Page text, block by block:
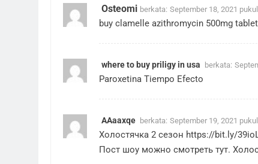
Osteomi berkata: September 18, 2021
buy clamelle azithromycin 500mg
where to buy priligy in usa berkata:
Paroxetina Tiempo Efecto
AAaaxqe berkata: September 19, 2021
Холостячка 2 сезон https://bit.ly/
Пост шоу можно смотреть тут.